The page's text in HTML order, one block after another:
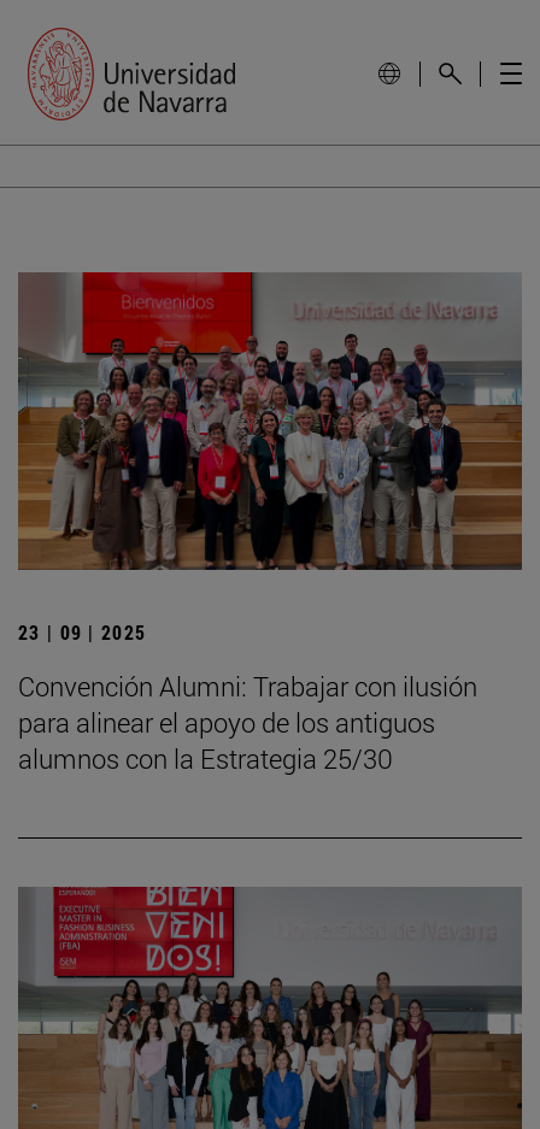
23 | 09 | 2025
Convención Alumni: Trabajar con ilusión
para alinear el apoyo de los antiguos
alumnos con la Estrategia 25/30